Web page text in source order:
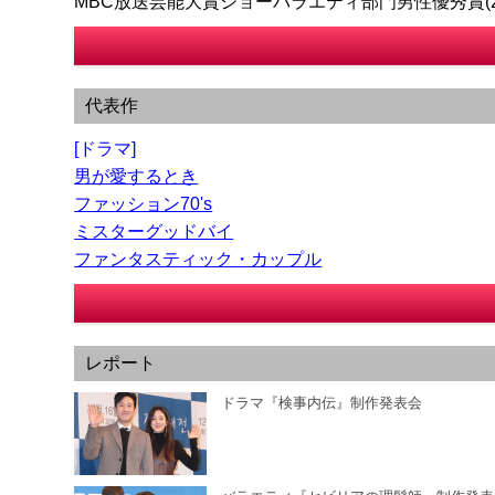
代表作
[ドラマ]
男が愛するとき
ファッション70's
ミスターグッドバイ
ファンタスティック・カップル
レポート
ドラマ『検事内伝』制作発表会